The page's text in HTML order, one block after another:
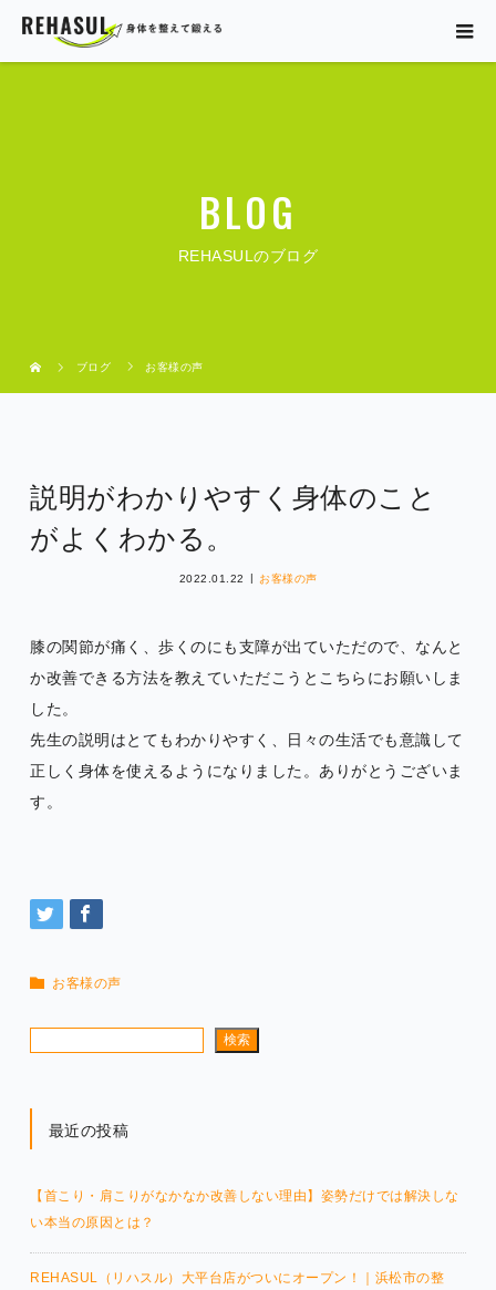
BLOG
REHASULのブログ
ブログ お客様の声
説明がわかりやすく身体のこと
がよくわかる。
2022.01.22 お客様の声
膝の関節が痛く、歩くのにも支障が出ていただので、なんと
か改善できる方法を教えていただこうとこちらにお願いしま
した。
先生の説明はとてもわかりやすく、日々の生活でも意識して
正しく身体を使えるようになりました。ありがとうございま
す。
お客様の声
検索
最近の投稿
【首こり・肩こりがなかなか改善しない理由】姿勢だけでは解決しな
い本当の原因とは？
REHASUL（リハスル）大平台店がついにオープン！｜浜松市の整